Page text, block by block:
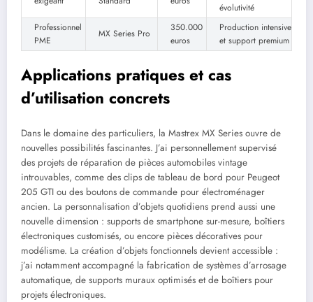
évolutivité
Professionnel
PME
MX Series Pro
350.000
euros
Production intensive
et support premium
Applications pratiques et cas
d’utilisation concrets
Dans le domaine des particuliers, la Mastrex MX Series ouvre de
nouvelles possibilités fascinantes. J’ai personnellement supervisé
des projets de réparation de pièces automobiles vintage
introuvables, comme des clips de tableau de bord pour Peugeot
205 GTI ou des boutons de commande pour électroménager
ancien. La personnalisation d’objets quotidiens prend aussi une
nouvelle dimension : supports de smartphone sur-mesure, boîtiers
électroniques customisés, ou encore pièces décoratives pour
modélisme. La création d’objets fonctionnels devient accessible :
j’ai notamment accompagné la fabrication de systèmes d’arrosage
automatique, de supports muraux optimisés et de boîtiers pour
projets électroniques.